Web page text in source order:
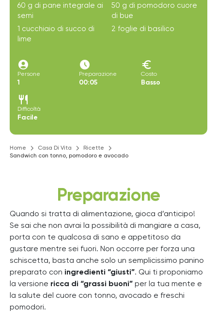
60 g di pane integrale ai
semi
50 g di pomodoro cuore
di bue
1 cucchiaio di succo di
lime
2 foglie di basilico
account_circle
Persone
1
access_time_filled
Preparazione
00:05
euro
Costo
Basso
restaurant
Difficoltà
Facile
Home Casa Di Vita
Ricette
Sandwich con tonno, pomodoro e avocado
Preparazione
Quando si tratta di alimentazione, gioca d’anticipo!
Se sai che non avrai la possibilità di mangiare a casa,
porta con te qualcosa di sano e appetitoso da
gustare mentre sei fuori. Non occorre per forza una
schiscetta, basta anche solo un semplicissimo panino
preparato con ingredienti “giusti”. Qui ti proponiamo
la versione ricca di “grassi buoni” per la tua mente e
la salute del cuore con tonno, avocado e freschi
pomodori.